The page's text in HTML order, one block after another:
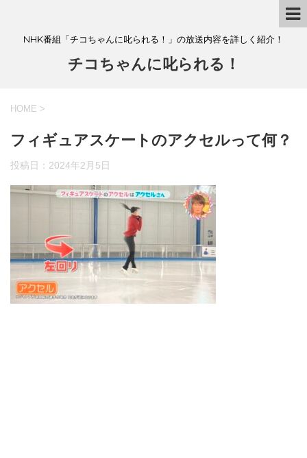
NHK番組「チコちゃんに叱られる！」の放送内容を詳しく紹介！
チコちゃんに叱られる！
HOME >
フィギュアスケートのアクセルって何？
投稿日： 2024年2月5日